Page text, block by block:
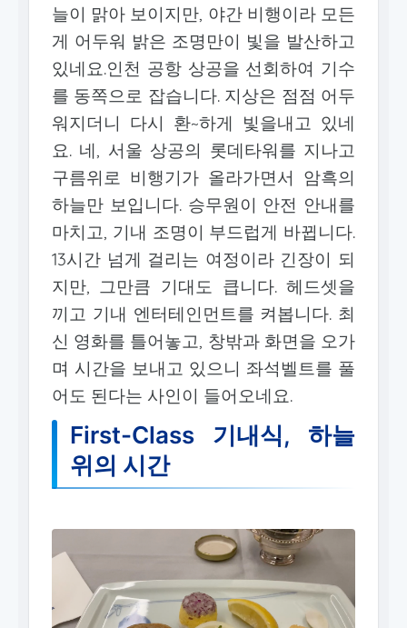
늘이 맑아 보이지만, 야간 비행이라 모든
게 어두워 밝은 조명만이 빛을 발산하고
있네요.인천 공항 상공을 선회하여 기수
를 동쪽으로 잡습니다. 지상은 점점 어두
워지더니 다시 환~하게 빛을내고 있네
요. 네, 서울 상공의 롯데타워를 지나고
구름위로 비행기가 올라가면서 암흑의
하늘만 보입니다. 승무원이 안전 안내를
마치고, 기내 조명이 부드럽게 바뀝니다.
13시간 넘게 걸리는 여정이라 긴장이 되
지만, 그만큼 기대도 큽니다. 헤드셋을
끼고 기내 엔터테인먼트를 켜봅니다. 최
신 영화를 틀어놓고, 창밖과 화면을 오가
며 시간을 보내고 있으니 좌석벨트를 풀
어도 된다는 사인이 들어오네요.
First-Class 기내식, 하늘
위의 시간